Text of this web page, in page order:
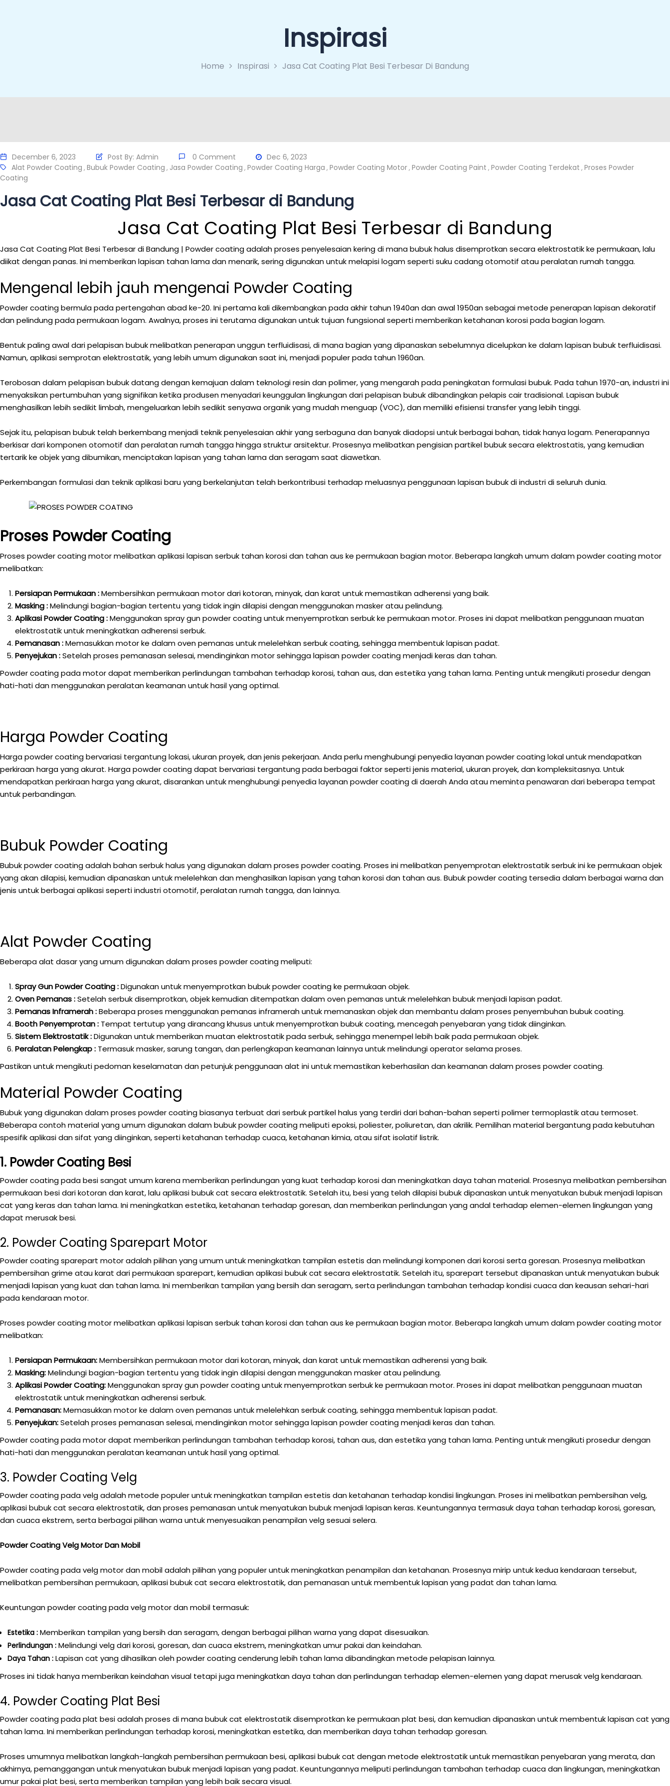
Inspirasi
Home Inspirasi Jasa Cat Coating Plat Besi Terbesar Di Bandung
December 6, 2023 Post By: Admin 0 Comment
Dec 6, 2023
Alat Powder Coating , Bubuk Powder Coating , Jasa Powder Coating , Powder Coating Harga , Powder Coating Motor, Powder Coating Paint , Powder Coating Terdekat , Proses Powder
Coating
Jasa Cat Coating Plat Besi Terbesar di Bandung
Jasa Cat Coating Plat Besi Terbesar di Bandung
Jasa Cat Coating Plat Besi Terbesar di Bandung | Powder coating adalah proses penyelesaian kering di mana bubuk halus disemprotkan secara elektrostatik ke permukaan, lalu
diikat dengan panas. Ini memberikan lapisan tahan lama dan menarik, sering digunakan untuk melapisi logam seperti suku cadang otomotif atau peralatan rumah tangga.
Mengenal lebih jauh mengenai Powder Coating
Powder coating bermula pada pertengahan abad ke-20. Ini pertama kali dikembangkan pada akhir tahun 1940an dan awal 1950an sebagai metode penerapan lapisan dekoratif
dan pelindung pada permukaan logam. Awalnya, proses ini terutama digunakan untuk tujuan fungsional seperti memberikan ketahanan korosi pada bagian logam.
Bentuk paling awal dari pelapisan bubuk melibatkan penerapan unggun terfluidisasi, di mana bagian yang dipanaskan sebelumnya dicelupkan ke dalam lapisan bubuk terfluidisasi.
Namun, aplikasi semprotan elektrostatik, yang lebih umum digunakan saat ini, menjadi populer pada tahun 1960an.
Terobosan dalam pelapisan bubuk datang dengan kemajuan dalam teknologi resin dan polimer, yang mengarah pada peningkatan formulasi bubuk. Pada tahun 1970-an, industri ini
menyaksikan pertumbuhan yang signifikan ketika produsen menyadari keunggulan lingkungan dari pelapisan bubuk dibandingkan pelapis cair tradisional. Lapisan bubuk
menghasilkan lebih sedikit limbah, mengeluarkan lebih sedikit senyawa organik yang mudah menguap (VOC), dan memiliki efisiensi transfer yang lebih tinggi.
Sejak itu, pelapisan bubuk telah berkembang menjadi teknik penyelesaian akhir yang serbaguna dan banyak diadopsi untuk berbagai bahan, tidak hanya logam. Penerapannya
berkisar dari komponen otomotif dan peralatan rumah tangga hingga struktur arsitektur. Prosesnya melibatkan pengisian partikel bubuk secara elektrostatis, yang kemudian
tertarik ke objek yang dibumikan, menciptakan lapisan yang tahan lama dan seragam saat diawetkan.
Perkembangan formulasi dan teknik aplikasi baru yang berkelanjutan telah berkontribusi terhadap meluasnya penggunaan lapisan bubuk di industri di seluruh dunia.
Proses Powder Coating
Proses powder coating motor melibatkan aplikasi lapisan serbuk tahan korosi dan tahan aus ke permukaan bagian motor. Beberapa langkah umum dalam powder coating motor
melibatkan:
Persiapan Permukaan :Membersihkan permukaan motor dari kotoran, minyak, dan karat untuk memastikan adherensi yang baik.
Masking :Melindungi bagian-bagian tertentu yang tidak ingin dilapisi dengan menggunakan masker atau pelindung.
Aplikasi Powder Coating :Menggunakan spray gun powder coating untuk menyemprotkan serbuk ke permukaan motor. Proses ini dapat melibatkan penggunaan muatan
elektrostatik untuk meningkatkan adherensi serbuk.
Pemanasan :Memasukkan motor ke dalam oven pemanas untuk melelehkan serbuk coating, sehingga membentuk lapisan padat.
Penyejukan :Setelah proses pemanasan selesai, mendinginkan motor sehingga lapisan powder coating menjadi keras dan tahan.
Powder coating pada motor dapat memberikan perlindungan tambahan terhadap korosi, tahan aus, dan estetika yang tahan lama. Penting untuk mengikuti prosedur dengan
hati-hati dan menggunakan peralatan keamanan untuk hasil yang optimal.
Harga Powder Coating
Harga powder coating bervariasi tergantung lokasi, ukuran proyek, dan jenis pekerjaan. Anda perlu menghubungi penyedia layanan powder coating lokal untuk mendapatkan
perkiraan harga yang akurat. Harga powder coating dapat bervariasi tergantung pada berbagai faktor seperti jenis material, ukuran proyek, dan kompleksitasnya. Untuk
mendapatkan perkiraan harga yang akurat, disarankan untuk menghubungi penyedia layanan powder coating di daerah Anda atau meminta penawaran dari beberapa tempat
untuk perbandingan.
Bubuk Powder Coating
Bubuk powder coating adalah bahan serbuk halus yang digunakan dalam proses powder coating. Proses ini melibatkan penyemprotan elektrostatik serbuk ini ke permukaan objek
yang akan dilapisi, kemudian dipanaskan untuk melelehkan dan menghasilkan lapisan yang tahan korosi dan tahan aus. Bubuk powder coating tersedia dalam berbagai warna dan
jenis untuk berbagai aplikasi seperti industri otomotif, peralatan rumah tangga, dan lainnya.
Alat Powder Coating
Beberapa alat dasar yang umum digunakan dalam proses powder coating meliputi:
Spray Gun Powder Coating :Digunakan untuk menyemprotkan bubuk powder coating ke permukaan objek.
Oven Pemanas :Setelah serbuk disemprotkan, objek kemudian ditempatkan dalam oven pemanas untuk melelehkan bubuk menjadi lapisan padat.
Pemanas Inframerah :Beberapa proses menggunakan pemanas inframerah untuk memanaskan objek dan membantu dalam proses penyembuhan bubuk coating.
Booth Penyemprotan : Tempat tertutup yang dirancang khusus untuk menyemprotkan bubuk coating, mencegah penyebaran yang tidak diinginkan.
Sistem Elektrostatik :Digunakan untuk memberikan muatan elektrostatik pada serbuk, sehingga menempel lebih baik pada permukaan objek.
Peralatan Pelengkap : Termasuk masker, sarung tangan, dan perlengkapan keamanan lainnya untuk melindungi operator selama proses.
Pastikan untuk mengikuti pedoman keselamatan dan petunjuk penggunaan alat ini untuk memastikan keberhasilan dan keamanan dalam proses powder coating.
Material Powder Coating
Bubuk yang digunakan dalam proses powder coating biasanya terbuat dari serbuk partikel halus yang terdiri dari bahan-bahan seperti polimer termoplastik atau termoset.
Beberapa contoh material yang umum digunakan dalam bubuk powder coating meliputi epoksi, poliester, poliuretan, dan akrilik. Pemilihan material bergantung pada kebutuhan
spesifik aplikasi dan sifat yang diinginkan, seperti ketahanan terhadap cuaca, ketahanan kimia, atau sifat isolatif listrik.
1. Powder Coating Besi
Powder coating pada besi sangat umum karena memberikan perlindungan yang kuat terhadap korosi dan meningkatkan daya tahan material. Prosesnya melibatkan pembersihan
permukaan besi dari kotoran dan karat, lalu aplikasi bubuk cat secara elektrostatik. Setelah itu, besi yang telah dilapisi bubuk dipanaskan untuk menyatukan bubuk menjadi lapisan
cat yang keras dan tahan lama. Ini meningkatkan estetika, ketahanan terhadap goresan, dan memberikan perlindungan yang andal terhadap elemen-elemen lingkungan yang
dapat merusak besi.
2. Powder Coating Sparepart Motor
Powder coating sparepart motor adalah pilihan yang umum untuk meningkatkan tampilan estetis dan melindungi komponen dari korosi serta goresan. Prosesnya melibatkan
pembersihan grime atau karat dari permukaan sparepart, kemudian aplikasi bubuk cat secara elektrostatik. Setelah itu, sparepart tersebut dipanaskan untuk menyatukan bubuk
menjadi lapisan yang kuat dan tahan lama. Ini memberikan tampilan yang bersih dan seragam, serta perlindungan tambahan terhadap kondisi cuaca dan keausan sehari-hari
pada kendaraan motor.
Proses powder coating motor melibatkan aplikasi lapisan serbuk tahan korosi dan tahan aus ke permukaan bagian motor. Beberapa langkah umum dalam powder coating motor
melibatkan:
Persiapan Permukaan:Membersihkan permukaan motor dari kotoran, minyak, dan karat untuk memastikan adherensi yang baik.
Masking:Melindungi bagian-bagian tertentu yang tidak ingin dilapisi dengan menggunakan masker atau pelindung.
Aplikasi Powder Coating:Menggunakan spray gun powder coating untuk menyemprotkan serbuk ke permukaan motor. Proses ini dapat melibatkan penggunaan muatan
elektrostatik untuk meningkatkan adherensi serbuk.
Pemanasan:Memasukkan motor ke dalam oven pemanas untuk melelehkan serbuk coating, sehingga membentuk lapisan padat.
Penyejukan:Setelah proses pemanasan selesai, mendinginkan motor sehingga lapisan powder coating menjadi keras dan tahan.
Powder coating pada motor dapat memberikan perlindungan tambahan terhadap korosi, tahan aus, dan estetika yang tahan lama. Penting untuk mengikuti prosedur dengan
hati-hati dan menggunakan peralatan keamanan untuk hasil yang optimal.
3. Powder Coating Velg
Powder coating pada velg adalah metode populer untuk meningkatkan tampilan estetis dan ketahanan terhadap kondisi lingkungan. Proses ini melibatkan pembersihan velg,
aplikasi bubuk cat secara elektrostatik, dan proses pemanasan untuk menyatukan bubuk menjadi lapisan keras. Keuntungannya termasuk daya tahan terhadap korosi, goresan,
dan cuaca ekstrem, serta berbagai pilihan warna untuk menyesuaikan penampilan velg sesuai selera.
Powder Coating Velg Motor Dan Mobil
Powder coating pada velg motor dan mobil adalah pilihan yang populer untuk meningkatkan penampilan dan ketahanan. Prosesnya mirip untuk kedua kendaraan tersebut,
melibatkan pembersihan permukaan, aplikasi bubuk cat secara elektrostatik, dan pemanasan untuk membentuk lapisan yang padat dan tahan lama.
Keuntungan powder coating pada velg motor dan mobil termasuk:
Estetika : Memberikan tampilan yang bersih dan seragam, dengan berbagai pilihan warna yang dapat disesuaikan.
Perlindungan : Melindungi velg dari korosi, goresan, dan cuaca ekstrem, meningkatkan umur pakai dan keindahan.
Daya Tahan : Lapisan cat yang dihasilkan oleh powder coating cenderung lebih tahan lama dibandingkan metode pelapisan lainnya.
Proses ini tidak hanya memberikan keindahan visual tetapi juga meningkatkan daya tahan dan perlindungan terhadap elemen-elemen yang dapat merusak velg kendaraan.
4. Powder Coating Plat Besi
Powder coating pada plat besi adalah proses di mana bubuk cat elektrostatik disemprotkan ke permukaan plat besi, dan kemudian dipanaskan untuk membentuk lapisan cat yang
tahan lama. Ini memberikan perlindungan terhadap korosi, meningkatkan estetika, dan memberikan daya tahan terhadap goresan.
Proses umumnya melibatkan langkah-langkah pembersihan permukaan besi, aplikasi bubuk cat dengan metode elektrostatik untuk memastikan penyebaran yang merata, dan
akhirnya, pemanggangan untuk menyatukan bubuk menjadi lapisan yang padat. Keuntungannya meliputi perlindungan tambahan terhadap cuaca dan lingkungan, meningkatkan
umur pakai plat besi, serta memberikan tampilan yang lebih baik secara visual.